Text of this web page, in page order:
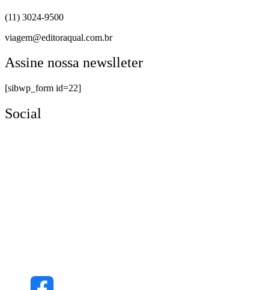
(11) 3024-9500
viagem@editoraqual.com.br
Assine nossa newslleter
[sibwp_form id=22]
Social